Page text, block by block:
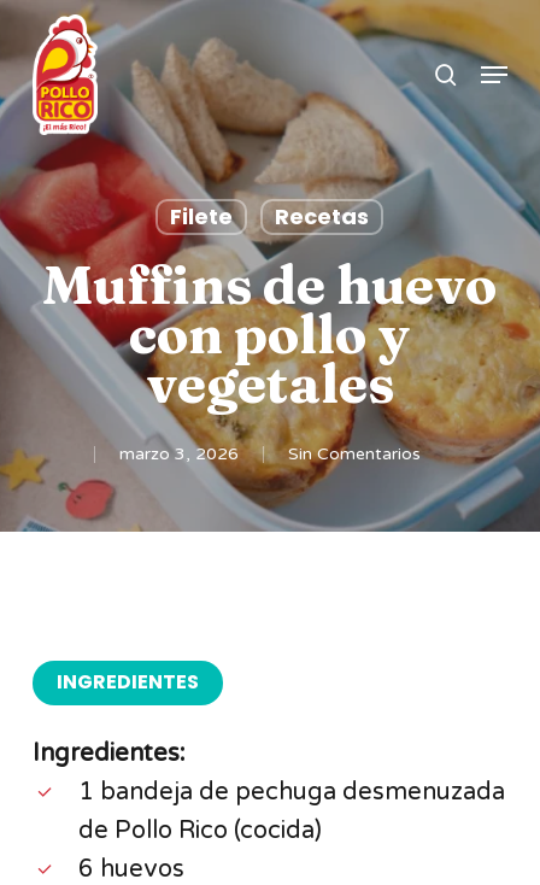
Skip
to
main
content
search
Menu
Filete Recetas
Muffins de huevo
con pollo y
vegetales
marzo 3, 2026 Sin Comentarios
INGREDIENTES
Ingredientes:
1 bandeja de pechuga desmenuzada
de Pollo Rico (cocida)
6 huevos